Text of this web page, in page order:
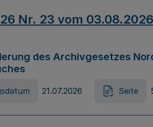
Nr. 23 vom 03.08.2026
des Archivgesetzes
21.07.2026 Seite